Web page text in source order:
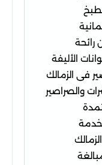
رائحة
الأليفة
فى الزمالك
والصراصير